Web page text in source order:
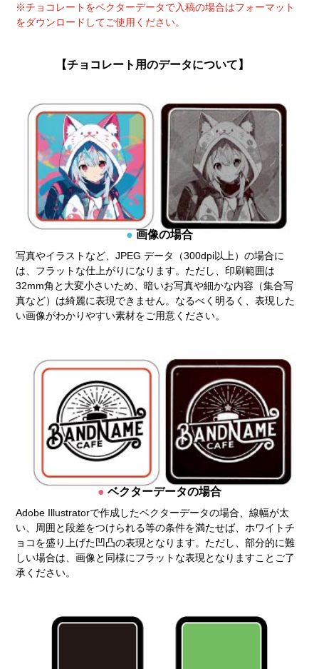
※チョコレートをベクターデータで入稿の場合はフォーマット
をダウンロードしてご使用ください。
【チョコレート用のデータについて】
画像の場合
写真やイラストなど、JPEG データ（300dpi以上）の場合に
は、フラットな仕上がりになります。ただし、印刷範囲は
32mm角と大変小さいため、暗いお写真や細かな内容（集合写
真など）は綺麗に表現できません。なるべく明るく、表現した
い画像がわかりやすい素材をご用意ください。
ベクターデータの場合
Adobe Illustratorで作成したベクターデータの場合、線幅が太
い、周囲と段差をつけられる等の条件を満たせば、ホワイトチ
ョコを盛り上げた凹凸の表現となります。ただし、部分的に難
しい場合は、画像と同様にフラットな表現となりますことご了
承ください。